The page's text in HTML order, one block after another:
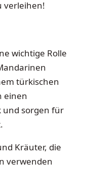
verleihen!
wichtige Rolle
türkischen
einen
und sorgen für
Kräuter, die
verwenden